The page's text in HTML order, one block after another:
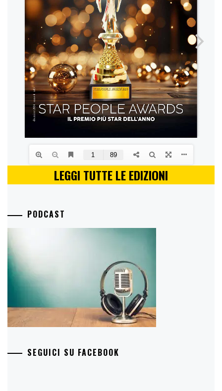
LEGGI TUTTE LE EDIZIONI
PODCAST
SEGUICI SU FACEBOOK